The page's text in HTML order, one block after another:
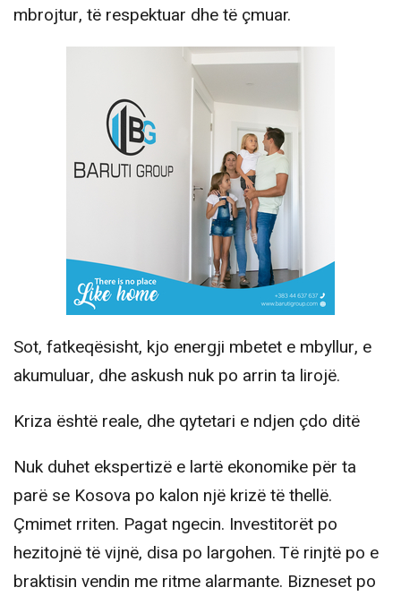
mbrojtur, të respektuar dhe të çmuar.
Sot, fatkeqësisht, kjo energji mbetet e mbyllur, e
akumuluar, dhe askush nuk po arrin ta lirojë.
Kriza është reale, dhe qytetari e ndjen çdo ditë
Nuk duhet ekspertizë e lartë ekonomike për ta
parë se Kosova po kalon një krizë të thellë.
Çmimet rriten. Pagat ngecin. Investitorët po
hezitojnë të vijnë, disa po largohen. Të rinjtë po e
braktisin vendin me ritme alarmante. Bizneset po